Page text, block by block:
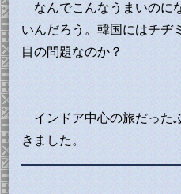
なんでこんなうまいのに
いんだろう。韓国にはチヂ
目の問題なのか？
インドア中心の旅だった
きました。